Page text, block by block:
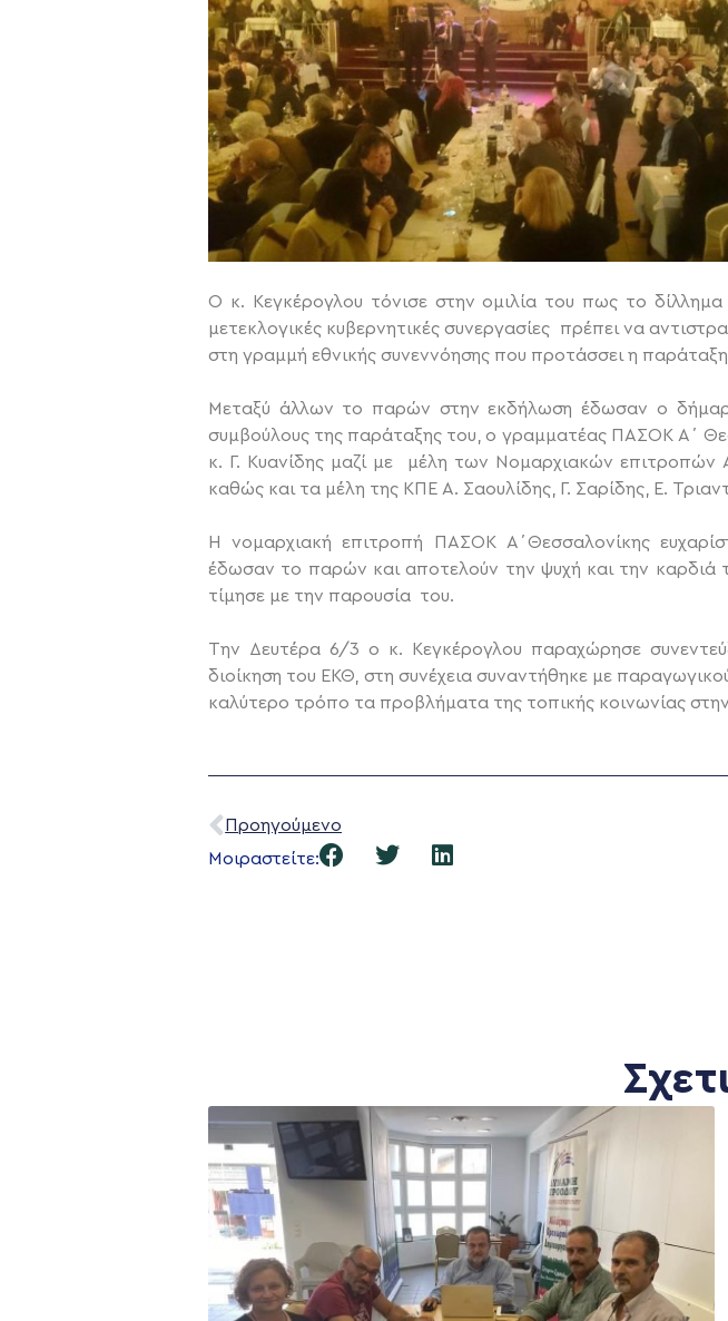
Ο κ. Κεγκέρογλου τόνισε στην ομιλία του πως το
μετεκλογικές κυβερνητικές συνεργασίες πρέπει να
στη γραμμή εθνικής συνεννόησης που προτάσσει η παράταξη
Μεταξύ άλλων το παρών στην εκδήλωση έδωσαν ο
συμβούλους της παράταξης του, ο γραμματέας ΠΑΣΟΚ Α΄
κ. Γ. Κυανίδης μαζί με μέλη των Νομαρχιακών επιτροπών
καθώς και τα μέλη της ΚΠΕ Α. Σαουλίδης, Γ. Σαρίδης, Ε.
Η νομαρχιακή επιτροπή ΠΑΣΟΚ Α΄Θεσσαλονίκης
έδωσαν το παρών και αποτελούν την ψυχή και την καρδιά
τίμησε με την παρουσία του.
Την Δευτέρα 6/3 ο κ. Κεγκέρογλου παραχώρησε
διοίκηση του ΕΚΘ, στη συνέχεια συναντήθηκε με
καλύτερο τρόπο τα προβλήματα της τοπικής κοινωνίας
Προηγούμενο
Μοιραστείτε:
Η ΠΑΡΆΤΑΞΗ
Όραμα
Σχέδιο
Πολιτική Απορρήτου
MEDIA
Ανακοινώσεις
Νέα
Επικοινωνία